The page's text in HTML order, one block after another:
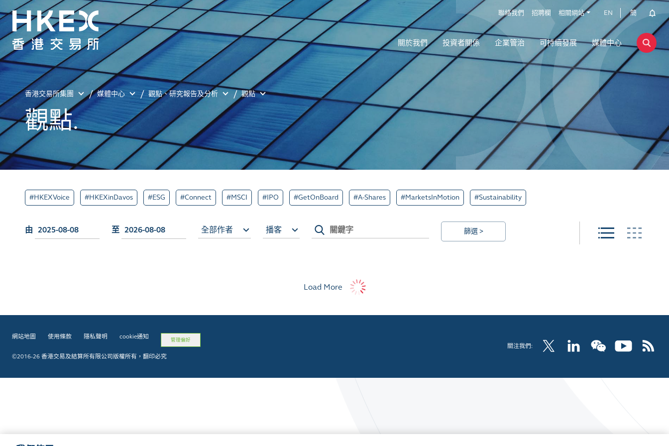
聯絡我們 招聘欄 相關網站 EN 簡
關於我們 投資者關係 企業管治 可持續發展 媒體中心
香港交易所集團 媒體中心 觀點、研究報告及分析 觀點
觀點.
#HKEXVoice #HKEXinDavos #ESG #Connect #MSCI #IPO #GetOnBoard #A-Shares #MarketsInMotion #Sustainability
由 至 全部作者 播客 篩選 >
Load More
管理偏好
網站地圖 使用條款 隱私聲明
cookie通知
關注我們:
©2016-26 香港交易及結算所有限公司版權所有，翻印必究